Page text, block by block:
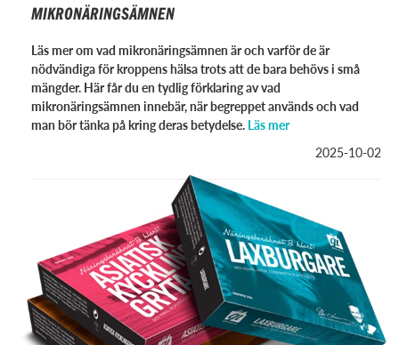
MIKRONÄRINGSÄMNEN
Läs mer om vad mikronäringsämnen är och varför de är
nödvändiga för kroppens hälsa trots att de bara behövs i små
mängder. Här får du en tydlig förklaring av vad
mikronäringsämnen innebär, när begreppet används och vad
man bör tänka på kring deras betydelse. Läs mer
2025-10-02